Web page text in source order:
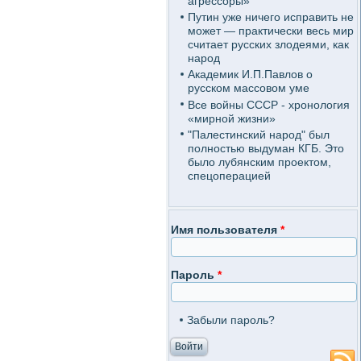
Путин уже ничего исправить не
может — практически весь мир
считает русских злодеями, как
народ
Академик И.П.Павлов о
русском массовом уме
Все войны СССР - хронология
«мирной жизни»
"Палестинский народ" был
полностью выдуман КГБ. Это
было лубянским проектом,
спецоперацией
Имя пользователя *
Пароль *
Забыли пароль?